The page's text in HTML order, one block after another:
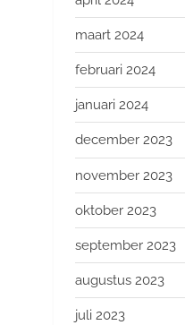
maart 2024
februari 2024
januari 2024
december 2023
november 2023
oktober 2023
september 2023
augustus 2023
juli 2023